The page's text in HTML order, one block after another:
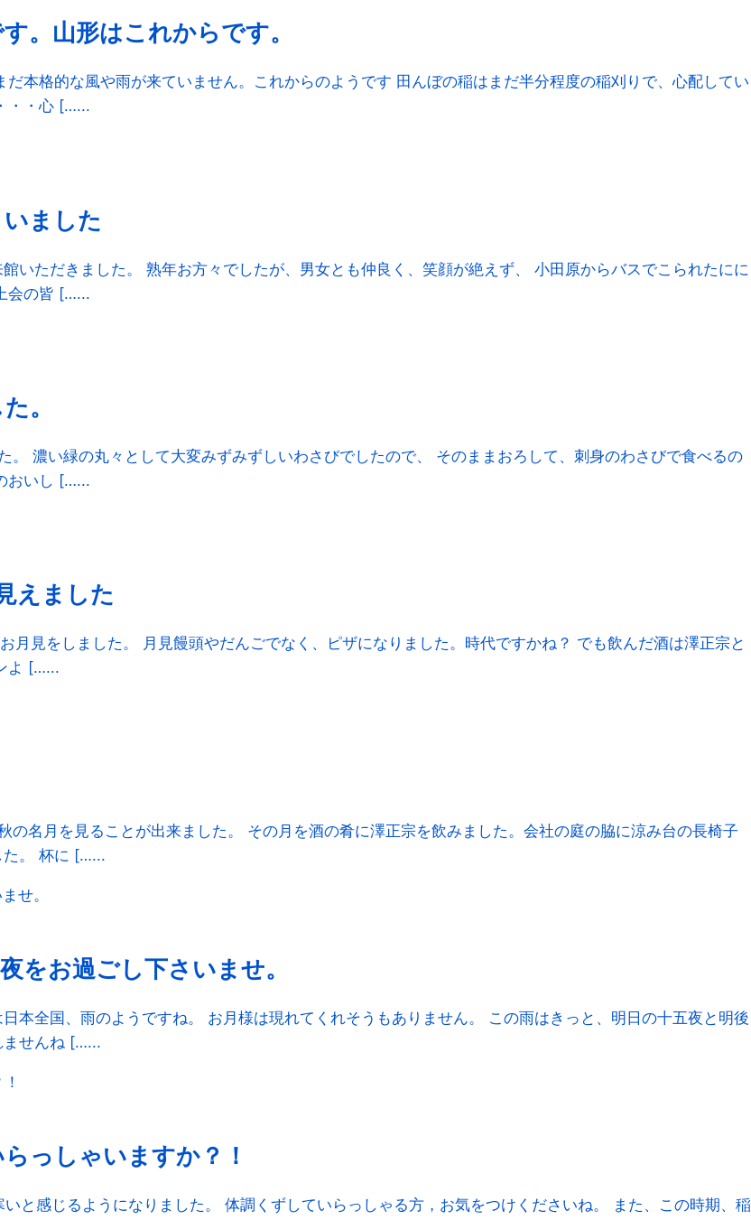
。山形はこれからです。
本格的な風や雨が来ていません。これからのようです 田んぼの稲はまだ半分程度の稲刈りで、心配してい
・・心 […...
ました
いただきました。 熟年お方々でしたが、男女とも仲良く、笑顔が絶えず、 小田原からバスでこられたにに
会の皆 […...
。
濃い緑の丸々として大変みずみずしいわさびでしたので、 そのままおろして、刺身のわさびで食べるの
おいし […...
えました
見をしました。 月見饅頭やだんごでなく、ピザになりました。時代ですかね？ でも飲んだ酒は澤正宗と
よ […...
名月を見ることが出来ました。 その月を酒の肴に澤正宗を飲みました。会社の庭の脇に涼み台の長椅子
た。 杯に […...
をお過ごし下さいませ。
本全国、雨のようですね。 お月様は現れてくれそうもありません。 この雨はきっと、明日の十五夜と明後
ませんね […...
っしゃいますか？！
と感じるようになりました。 体調くずしていらっしゃる方，お気をつけくださいね。 また、この時期、稲